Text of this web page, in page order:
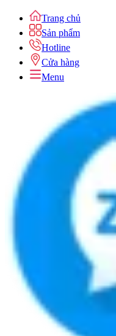
Trang chủ
Sản phẩm
Hotline
Cửa hàng
Menu